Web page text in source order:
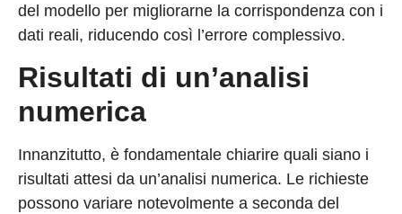
del modello per migliorarne la corrispondenza con i
dati reali, riducendo così l’errore complessivo.
Risultati di un’analisi
numerica
Innanzitutto, è fondamentale chiarire quali siano i
risultati attesi da un’analisi numerica. Le richieste
possono variare notevolmente a seconda del